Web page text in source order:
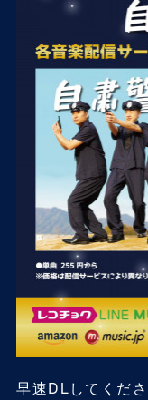
早速DLしてくだ